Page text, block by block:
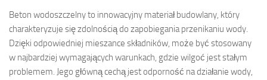
Beton wodoszczelny to innowacyjny materiał budowlany, który
charakteryzuje się zdolnością do zapobiegania przenikaniu wody.
Dzięki odpowiedniej mieszance składników, może być stosowany
w najbardziej wymagających warunkach, gdzie wilgoć jest stałym
problemem. Jego główną cechą jest odporność na działanie wody,